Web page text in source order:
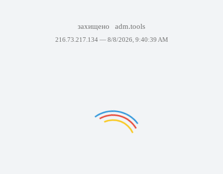
захищено adm.tools
216.73.217.134 — 8/8/2026, 9:40:39 AM